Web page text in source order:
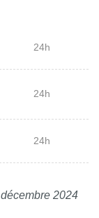
24h
24h
24h
2024